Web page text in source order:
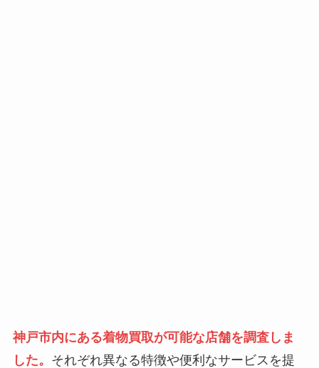
神戸市内にある着物買取が可能な店舗を調査しま
した。 それぞれ異なる特徴や便利なサービスを提